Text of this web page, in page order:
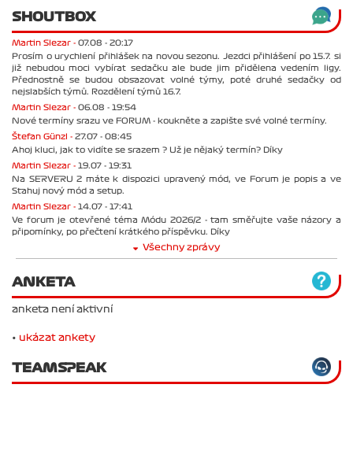
SHOUTBOX
Martin Slezar - 07.08 - 20:17
Prosím o urychlení přihlášek na novou sezonu. Jezdci přihlášení po 15.7. si
již nebudou moci vybírat sedačku ale bude jim přidělena vedením ligy.
Přednostně se budou obsazovat volné týmy, poté druhé sedačky od
nejslabších týmů. Rozdělení týmů 16.7.
Martin Slezar - 06.08 - 19:54
Nové termíny srazu ve FORUM - koukněte a zapište své volné termíny.
Štefan Günzl - 27.07 - 08:45
Ahoj kluci, jak to vidíte se srazem ? Už je nějaký termín? Díky
Martin Slezar - 19.07 - 19:31
Na SERVERU 2 máte k dispozici upravený mód, ve Forum je popis a ve
Stahuj nový mód a setup.
Martin Slezar - 14.07 - 17:41
Ve forum je otevřené téma Módu 2026/2 - tam směřujte vaše názory a
připomínky, po přečtení krátkého příspěvku. Díky
Všechny zprávy
ANKETA
anketa není aktivní
• ukázat ankety
TEAMSPEAK